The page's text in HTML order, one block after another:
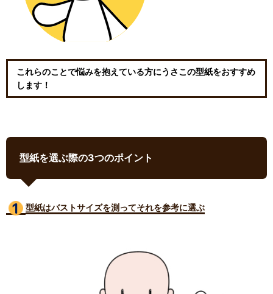
これらのことで悩みを抱えている方にうさこの型紙をおすすめ
します！
型紙を選ぶ際の3つのポイント
型紙はバストサイズを測ってそれを参考に選ぶ